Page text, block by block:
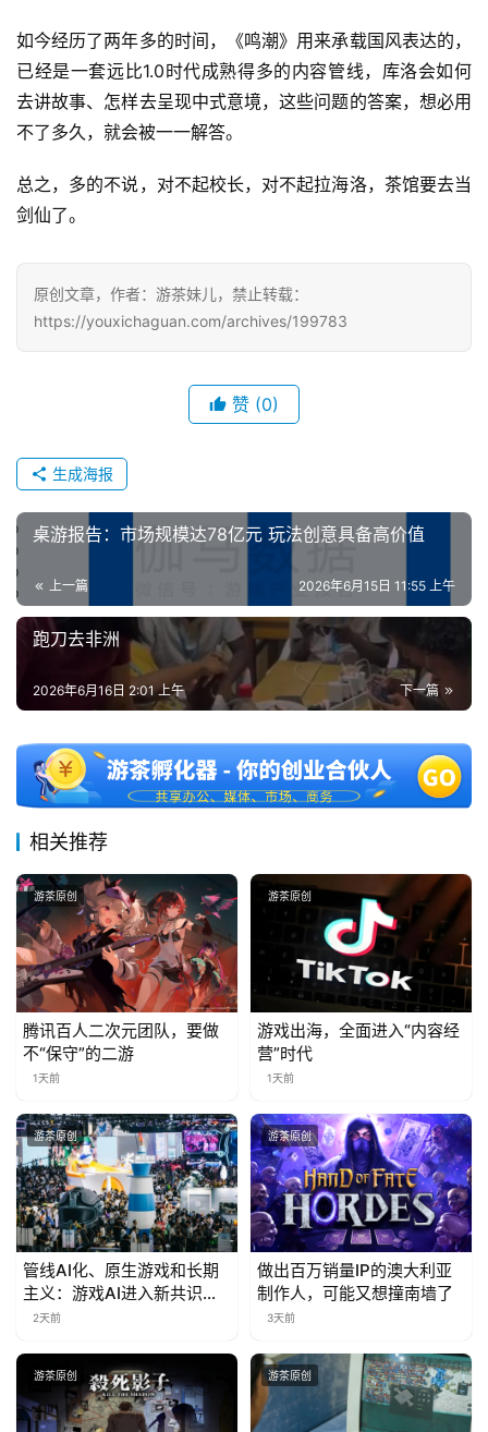
如今经历了两年多的时间，《鸣潮》用来承载国风表达的，
已经是一套远比1.0时代成熟得多的内容管线，库洛会如何
去讲故事、怎样去呈现中式意境，这些问题的答案，想必用
不了多久，就会被一一解答。
总之，多的不说，对不起校长，对不起拉海洛，茶馆要去当
剑仙了。
原创文章，作者：游茶妹儿，禁止转载：
https://youxichaguan.com/archives/199783
赞 (0)
生成海报
桌游报告：市场规模达78亿元 玩法创意具备高价值
上一篇 2026年6月15日 11:55 上午
跑刀去非洲
下一篇
2026年6月16日 2:01 上午
相关推荐
游茶原创
腾讯百人二次元团队，要做
不“保守”的二游
1天前
游茶原创
游戏出海，全面进入“内容经
营”时代
1天前
游茶原创
管线AI化、原生游戏和长期
主义：游戏AI进入新共识时
代2天前
游茶原创
做出百万销量IP的澳大利亚
制作人，可能又想撞南墙了
3天前
游茶原创 游茶原创